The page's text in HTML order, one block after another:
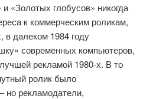
«Золотых глобусов» никогда
к коммерческим роликам,
в далеком 1984 году
современных компьютеров,
рекламой 1980-х. В то
ролик было
но рекламодатели,